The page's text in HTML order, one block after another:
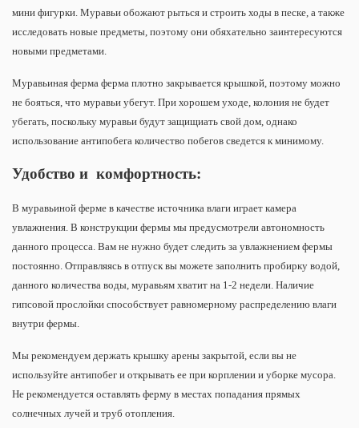
мини фигурки. Муравьи обожают рыться и строить ходы в песке, а также
исследовать новые предметы, поэтому они обяхательно заинтересуются
новыми предметами.
Муравьиная ферма ферма плотно закрывается крышкой, поэтому можно
не бояться, что муравьи убегут. При хорошем уходе, колония не будет
убегать, поскольку муравьи будут защищиать свой дом, однако
использование антипобега количество побегов сведется к минимому.
Удобство и комфортность:
В муравьиной ферме в качестве источника влаги играет камера
увлажнения. В конструкции фермы мы предусмотрели автономность
данного процесса. Вам не нужно будет следить за увлажнением фермы
постоянно. Отправляясь в отпуск вы можете заполнить пробирку водой,
данного количества воды, муравьям хватит на 1-2 недели. Наличие
гипсовой прослойки способствует равномерному распределению влаги
внутри фермы.
Мы рекомендуем держать крышку арены закрытой, если вы не
используйте антипобег и открывать ее при корплении и уборке мусора.
Не рекомендуется оставлять ферму в местах попадания прямых
солнечных лучей и труб отопления.